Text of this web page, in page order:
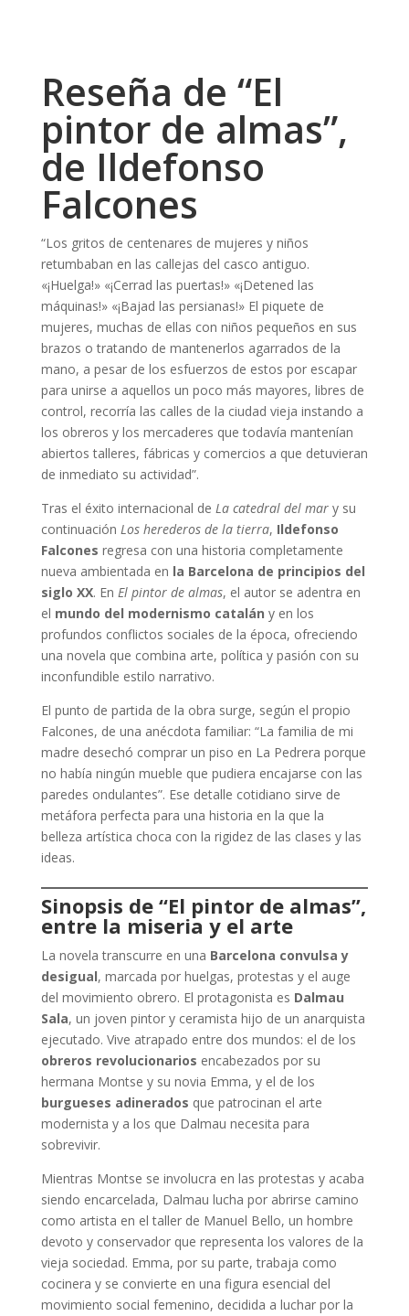
Reseña de “El
pintor de almas”,
de Ildefonso
Falcones
“Los gritos de centenares de mujeres y niños
retumbaban en las callejas del casco antiguo.
«¡Huelga!» «¡Cerrad las puertas!» «¡Detened las
máquinas!» «¡Bajad las persianas!» El piquete de
mujeres, muchas de ellas con niños pequeños en sus
brazos o tratando de mantenerlos agarrados de la
mano, a pesar de los esfuerzos de estos por escapar
para unirse a aquellos un poco más mayores, libres de
control, recorría las calles de la ciudad vieja instando a
los obreros y los mercaderes que todavía mantenían
abiertos talleres, fábricas y comercios a que detuvieran
de inmediato su actividad”.
Tras el éxito internacional de La catedral del mary su
continuación Los herederos de la tierra, Ildefonso
Falcones regresa con una historia completamente
nueva ambientada en la Barcelona de principios del
siglo XX. En El pintor de almas, el autor se adentra en
el mundo del modernismo catalán y en los
profundos conflictos sociales de la época, ofreciendo
una novela que combina arte, política y pasión con su
inconfundible estilo narrativo.
El punto de partida de la obra surge, según el propio
Falcones, de una anécdota familiar: “La familia de mi
madre desechó comprar un piso en La Pedrera porque
no había ningún mueble que pudiera encajarse con las
paredes ondulantes”. Ese detalle cotidiano sirve de
metáfora perfecta para una historia en la que la
belleza artística choca con la rigidez de las clases y las
ideas.
Sinopsis de “El pintor de almas”,
entre la miseria y el arte
La novela transcurre en una Barcelona convulsa y
desigual, marcada por huelgas, protestas y el auge
del movimiento obrero. El protagonista es Dalmau
Sala, un joven pintor y ceramista hijo de un anarquista
ejecutado. Vive atrapado entre dos mundos: el de los
obreros revolucionarios encabezados por su
hermana Montse y su novia Emma, y el de los
burgueses adinerados que patrocinan el arte
modernista y a los que Dalmau necesita para
sobrevivir.
Mientras Montse se involucra en las protestas y acaba
siendo encarcelada, Dalmau lucha por abrirse camino
como artista en el taller de Manuel Bello, un hombre
devoto y conservador que representa los valores de la
vieja sociedad. Emma, por su parte, trabaja como
cocinera y se convierte en una figura esencial del
movimiento social femenino, decidida a luchar por la